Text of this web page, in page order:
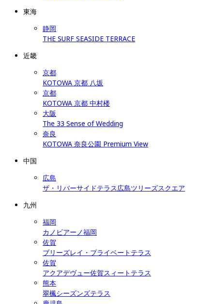
東海
静岡
THE SURF SEASIDE TERRACE
近畿
京都
KOTOWA 京都 八坂
京都
KOTOWA 京都 中村楼
大阪
The 33 Sense of Wedding
奈良
KOTOWA 奈良公園 Premium View
中国
広島
ザ・リバーサイドテラス広島ツリーズスクエア
九州
福岡
カノビアーノ福岡
佐賀
ブリーズレイ・プライベートテラス
佐賀
アクアデヴュー佐賀スィートテラス
熊本
翠楓シーズンズテラス